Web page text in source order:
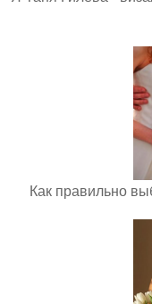
Как правильно